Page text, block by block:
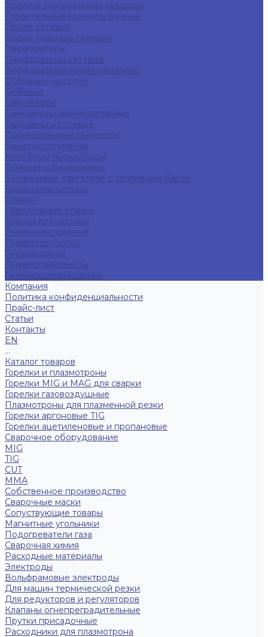
Дрели и строительные миксеры
Строительные миксеры ручные
Дрели сетевые
Дрели ударные сетевые
Перфораторы
Перфораторы сетевые
Перфораторы аккумуляторные
Отбойные молотки
Лобзики
Гайковерты
Гайковерты аккумуляторные
Гайковерты сетевые
Промышленные пылесосы
Бензоинструменты
Мотобуры (Бензобуры)
Триммеры бензиновые
Бензиновые двигатели с топливным баком
Бензопилы цепные
Станки
Сверлильные станки
Станки для заточки
Пневмоинструмент
Пневмотрещотка
Пневмодрели
Пневмогайковерты
Пневмошлифмашинки
Компания
Политика конфиденциальности
Прайс-лист
Статьи
Контакты
EN
...
Каталог товаров
Горелки и плазмотроны
Горелки MIG и MAG для сварки
Горелки газовоздушные
Плазмотроны для плазменной резки
Горелки аргоновые TIG
Горелки ацетиленовые и пропановые
Сварочное оборудование
MIG
TIG
CUT
ММА
Собственное производство
Сварочные маски
Сопуствующие товары
Магнитные угольники
Подогреватели газа
Сварочная химия
Расходные материалы
Электроды
Вольфрамовые электроды
Для машин термической резки
Для редукторов и регуляторов
Клапаны огнепреградительные
Прутки присадочные
Расходники для плазмотрона